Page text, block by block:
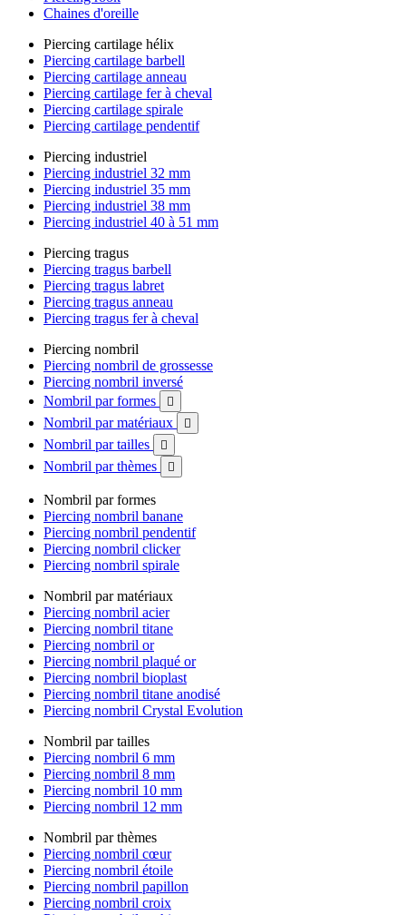
Chaines d'oreille
Piercing cartilage hélix
Piercing cartilage barbell
Piercing cartilage anneau
Piercing cartilage fer à cheval
Piercing cartilage spirale
Piercing cartilage pendentif
Piercing industriel
Piercing industriel 32 mm
Piercing industriel 35 mm
Piercing industriel 38 mm
Piercing industriel 40 à 51 mm
Piercing tragus
Piercing tragus barbell
Piercing tragus labret
Piercing tragus anneau
Piercing tragus fer à cheval
Piercing nombril
Piercing nombril de grossesse
Piercing nombril inversé
Nombril par formes

Nombril par matériaux 
Nombril par tailles 
Nombril par thèmes 
Nombril par formes
Piercing nombril banane
Piercing nombril pendentif
Piercing nombril clicker
Piercing nombril spirale
Nombril par matériaux
Piercing nombril acier
Piercing nombril titane
Piercing nombril or
Piercing nombril plaqué or
Piercing nombril bioplast
Piercing nombril titane anodisé
Piercing nombril Crystal Evolution
Nombril par tailles
Piercing nombril 6 mm
Piercing nombril 8 mm
Piercing nombril 10 mm
Piercing nombril 12 mm
Nombril par thèmes
Piercing nombril cœur
Piercing nombril étoile
Piercing nombril papillon
Piercing nombril croix